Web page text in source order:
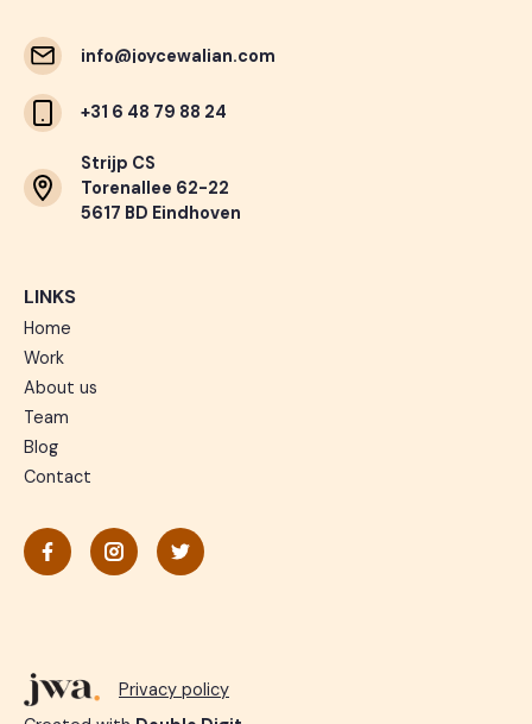
info@joycewalian.com
info@joycewalian.com
+31 6 48 79 88 24
Strijp CS
Torenallee 62-22
5617 BD Eindhoven
LINKS
Home
Work
About us
Team
Blog
Contact
Privacy policy